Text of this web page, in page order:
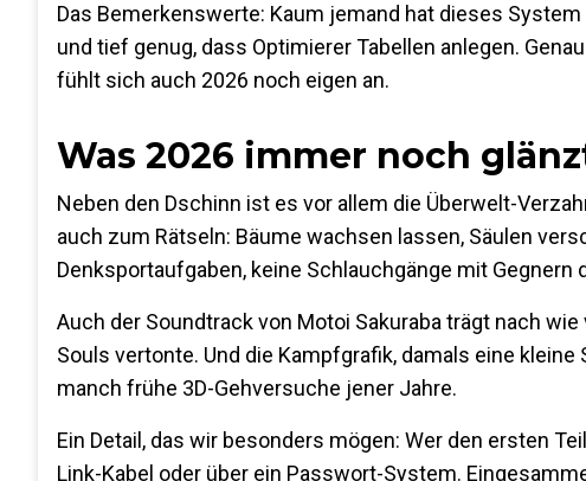
Das Bemerkenswerte: Kaum jemand hat dieses
und tief genug, dass Optimierer Tabellen anlegen.
fühlt sich auch 2026 noch eigen an.
Was 2026 immer noch
Neben den Dschinn ist es vor allem die Überwelt-
auch zum Rätseln: Bäume wachsen lassen, Säulen
Denksportaufgaben, keine Schlauchgänge mit
Auch der Soundtrack von Motoi Sakuraba trägt nach
Souls vertonte. Und die Kampfgrafik, damals eine
manch frühe 3D-Gehversuche jener Jahre.
Ein Detail, das wir besonders mögen: Wer den ersten
Link-Kabel oder über ein Passwort-System.